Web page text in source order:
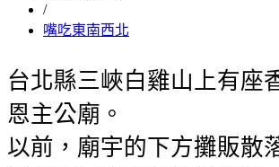
/
嘴吃東南西北
台北縣三峽白雞山上有座
恩主公廟。
以前，廟宇的下方攤販散